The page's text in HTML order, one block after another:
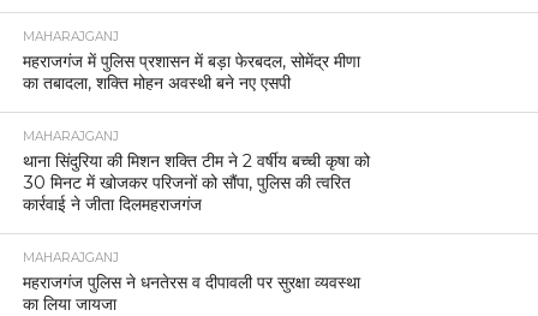
MAHARAJGANJ
महराजगंज में पुलिस प्रशासन में बड़ा फेरबदल, सोमेंद्र मीणा
का तबादला, शक्ति मोहन अवस्थी बने नए एसपी
MAHARAJGANJ
थाना सिंदुरिया की मिशन शक्ति टीम ने 2 वर्षीय बच्ची कृषा को
30 मिनट में खोजकर परिजनों को सौंपा, पुलिस की त्वरित
कार्रवाई ने जीता दिलमहराजगंज
MAHARAJGANJ
महराजगंज पुलिस ने धनतेरस व दीपावली पर सुरक्षा व्यवस्था
का लिया जायजा